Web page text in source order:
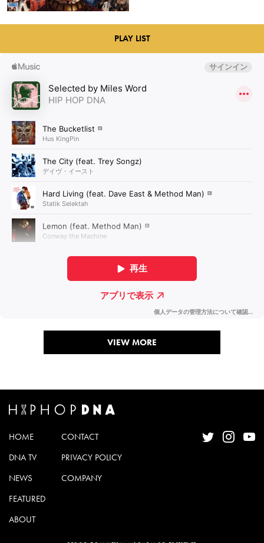
PLAY LIST
VIEW MORE
HOME
DNA TV
NEWS
FEATURED
ABOUT
CONTACT
PRIVACY POLICY
COMPANY